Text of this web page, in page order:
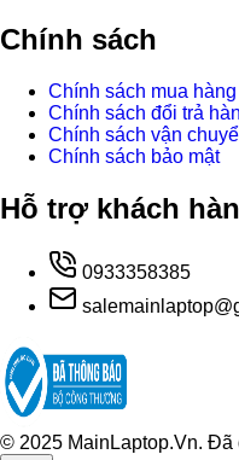
Chính sách
Chính sách mua hàng
Chính sách đổi trả
Chính sách vận
Chính sách bảo mật
Hỗ trợ khách
0933358385
© 2025 MainLaptop.Vn. Đã